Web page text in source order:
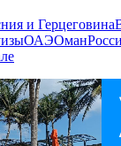
и Герцеговина
ОАЭОман